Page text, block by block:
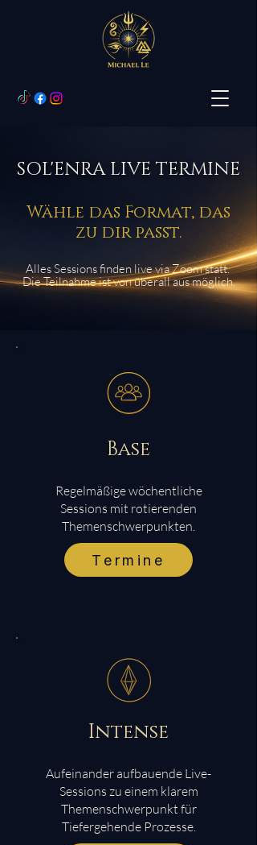
SOL'ENRA LIVE TERMINE
Wähle das Format, das
zu dir passt.
Alles Sessions finden live via Zoom statt.
Die Teilnahme ist von überall aus möglich.
Base
Regelmäßige wöchentliche
Sessions mit rotierenden
Themenschwerpunkten.
Termine
Intense
Aufeinander aufbauende Live-
Sessions zu einem klarem
Themenschwerpunkt für
Tiefergehende Prozesse.